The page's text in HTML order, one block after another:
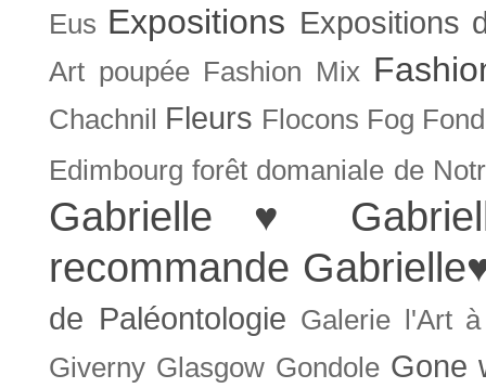
Eus Expositions Expositions
Art poupée Fashion Mix
Chachnil Fleurs Flocons Fog
Edimbourg forêt domaniale de
Gabrielle ♥
recommande
de Paléontologie Galerie l'Art
Giverny Glasgow Gondole Gone